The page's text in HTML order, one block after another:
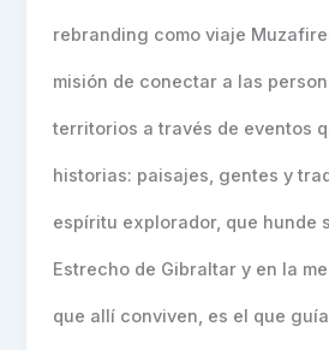
rebranding como viaje
misión de conectar a las
territorios a través de eventos
historias: paisajes, gentes y
espíritu explorador, que hunde
Estrecho de Gibraltar y en la
que allí conviven, es el que